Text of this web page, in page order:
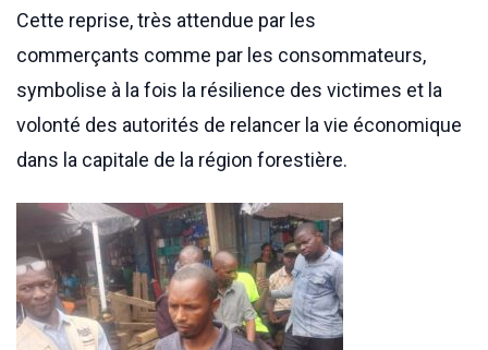
Cette reprise, très attendue par les
commerçants comme par les consommateurs,
symbolise à la fois la résilience des victimes et la
volonté des autorités de relancer la vie économique
dans la capitale de la région forestière.